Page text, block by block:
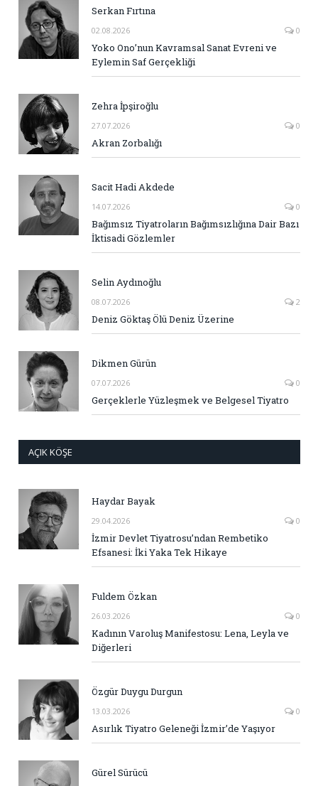
Serkan Fırtına
02.08.2026 0
Yoko Ono’nun Kavramsal Sanat Evreni ve
Eylemin Saf Gerçekliği
Zehra İpşiroğlu
27.07.2026 0
Akran Zorbalığı
Sacit Hadi Akdede
14.07.2026 0
Bağımsız Tiyatroların Bağımsızlığına Dair Bazı
İktisadi Gözlemler
Selin Aydınoğlu
08.07.2026 2
Deniz Göktaş Ölü Deniz Üzerine
Dikmen Gürün
07.07.2026 0
Gerçeklerle Yüzleşmek ve Belgesel Tiyatro
AÇIK KÖŞE
Haydar Bayak
29.04.2026 0
İzmir Devlet Tiyatrosu’ndan Rembetiko
Efsanesi: İki Yaka Tek Hikaye
Fuldem Özkan
26.03.2026 0
Kadının Varoluş Manifestosu: Lena, Leyla ve
Diğerleri
Özgür Duygu Durgun
13.03.2026 0
Asırlık Tiyatro Geleneği İzmir’de Yaşıyor
Gürel Sürücü